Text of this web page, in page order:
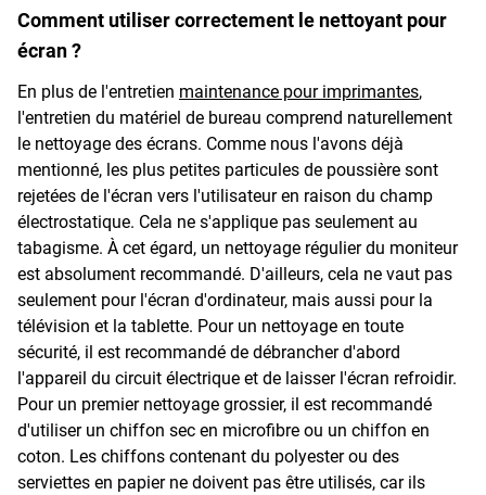
Comment utiliser correctement le nettoyant pour
écran ?
En plus de l'entretien maintenance pour imprimantes,
l'entretien du matériel de bureau comprend naturellement
le nettoyage des écrans. Comme nous l'avons déjà
mentionné, les plus petites particules de poussière sont
rejetées de l'écran vers l'utilisateur en raison du champ
électrostatique. Cela ne s'applique pas seulement au
tabagisme. À cet égard, un nettoyage régulier du moniteur
est absolument recommandé. D'ailleurs, cela ne vaut pas
seulement pour l'écran d'ordinateur, mais aussi pour la
télévision et la tablette. Pour un nettoyage en toute
sécurité, il est recommandé de débrancher d'abord
l'appareil du circuit électrique et de laisser l'écran refroidir.
Pour un premier nettoyage grossier, il est recommandé
d'utiliser un chiffon sec en microfibre ou un chiffon en
coton. Les chiffons contenant du polyester ou des
serviettes en papier ne doivent pas être utilisés, car ils